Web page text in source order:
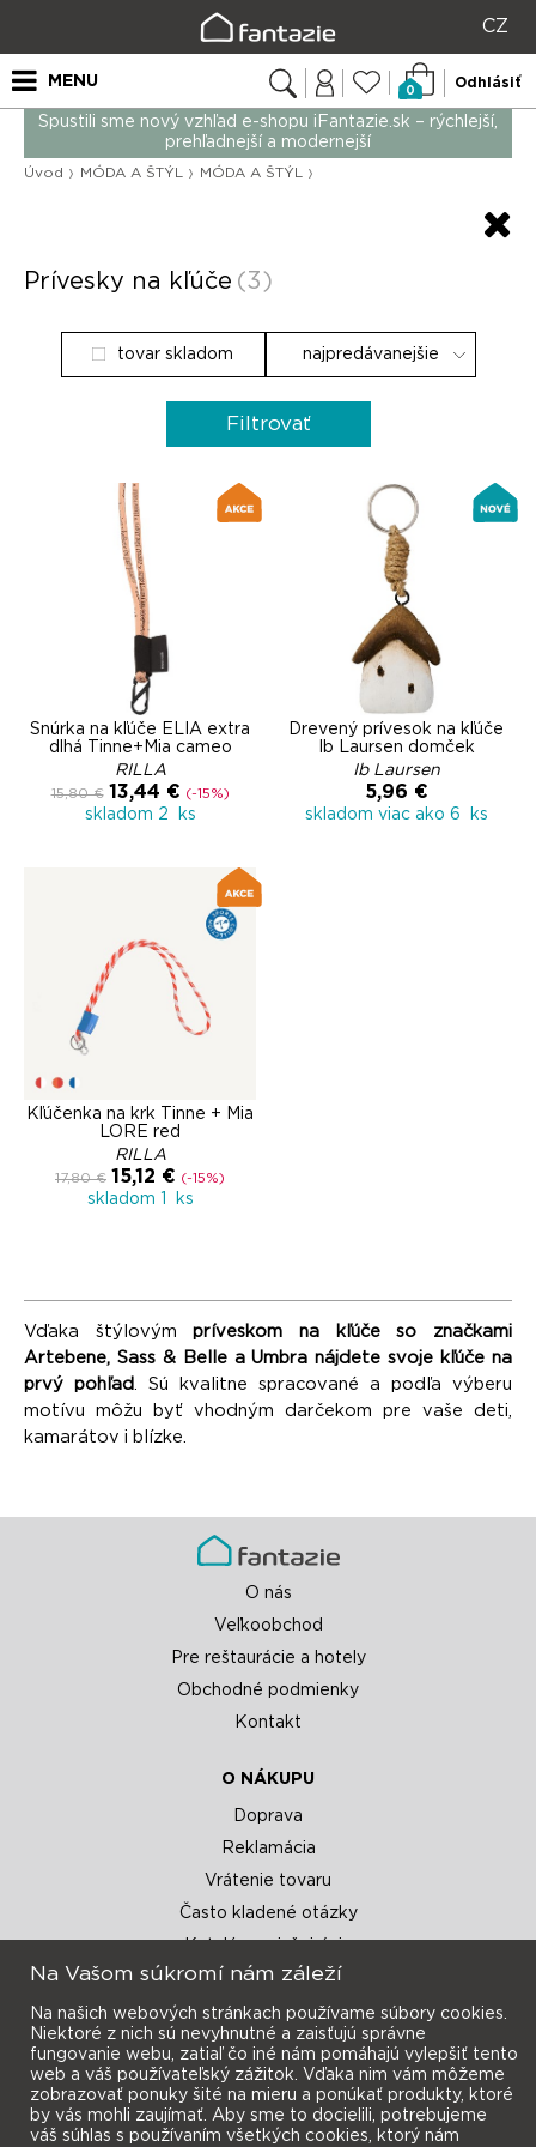
CZ
MENU
0
Odhlásiť
Spustili sme nový vzhľad e-shopu iFantazie.sk – rýchlejší,
prehľadnejší a modernejší
Úvod MÓDA A ŠTÝL MÓDA A ŠTÝL
Prívesky na kľúče (3)
tovar skladom
Filtrovať
Šnúrka na kľúče ELIA extra
dlhá Tinne+Mia cameo
RILLA
15,80 € 13,44 € (-15%)
skladom 2 ks
Drevený prívesok na kľúče
Ib Laursen domček
Ib Laursen
5,96 €
skladom viac ako 6 ks
Kľúčenka na krk Tinne + Mia
LORE red
RILLA
17,80 € 15,12 € (-15%)
skladom 1 ks
Vďaka štýlovýmpríveskom na kľúče so značkami
Artebene, Sass & Belle a Umbra nájdete svoje kľúče na
prvý pohľad. Sú kvalitne spracované a podľa výberu
motívu môžu byť vhodným darčekom pre vaše deti,
kamarátov i blízke.
O nás
Veľkoobchod
Pre reštaurácie a hotely
Obchodné podmienky
Kontakt
O NÁKUPU
Doprava
Reklamácia
Vrátenie tovaru
Často kladené otázky
Novinky e-mailom Prihlásiť sa
Na Vašom súkromí nám záleží
Na našich webových stránkach používame súbory cookies.
Niektoré z nich sú nevyhnutné a zaisťujú správne
fungovanie webu, zatiaľ čo iné nám pomáhajú vylepšiť tento
web a váš používateľský zážitok. Vďaka nim vám môžeme
zobrazovať ponuky šité na mieru a ponúkať produkty, ktoré
by vás mohli zaujímať. Aby sme to docielili, potrebujeme
váš súhlas s používaním všetkých cookies, ktorý nám